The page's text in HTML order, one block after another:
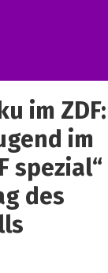
im ZDF:
im
spezial“
des